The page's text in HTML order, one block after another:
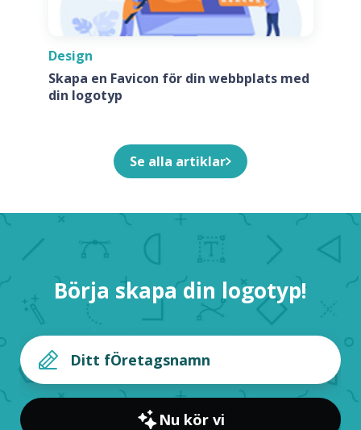
Design
Skapa en Favicon för din webbplats med
din logotyp
Se alla artiklar
Börja skapa din logotyp!
Nu kör vi